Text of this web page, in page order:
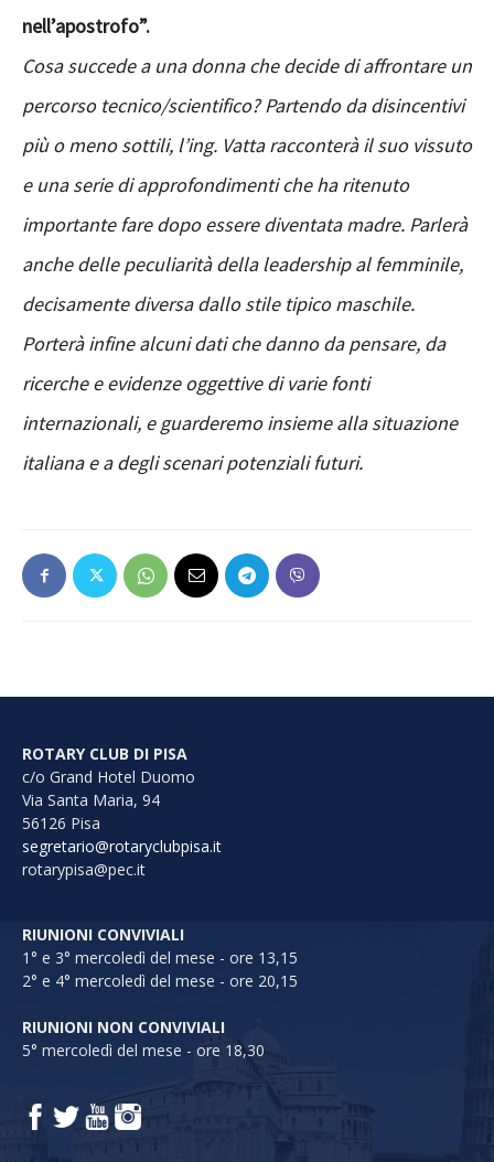
nell’apostrofo”.
Cosa succede a una donna che decide di affrontare un
percorso tecnico/scientifico? Partendo da disincentivi
più o meno sottili, l’ing. Vatta racconterà il suo vissuto
e una serie di approfondimenti che ha ritenuto
importante fare dopo essere diventata madre. Parlerà
anche delle peculiarità della leadership al femminile,
decisamente diversa dallo stile tipico maschile.
Porterà infine alcuni dati che danno da pensare, da
ricerche e evidenze oggettive di varie fonti
internazionali, e guarderemo insieme alla situazione
italiana e a degli scenari potenziali futuri.
ROTARY CLUB DI PISA
c/o Grand Hotel Duomo
Via Santa Maria, 94
56126 Pisa
segretario@rotaryclubpisa.it
rotarypisa@pec.it
RIUNIONI CONVIVIALI
1° e 3° mercoledì del mese - ore 13,15
2° e 4° mercoledì del mese - ore 20,15
RIUNIONI NON CONVIVIALI
5° mercoledì del mese - ore 18,30